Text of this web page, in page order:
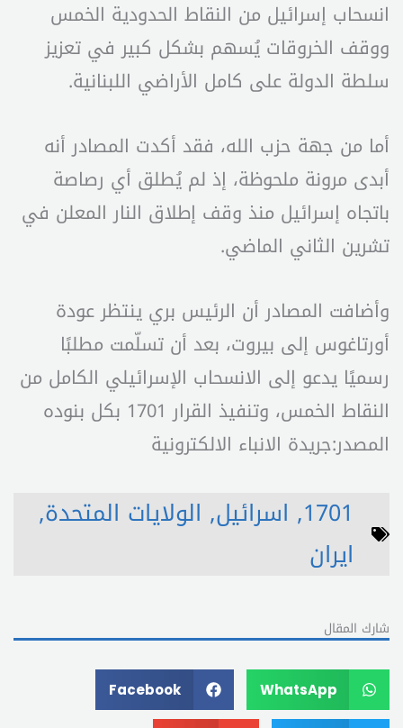
انسحاب إسرائيل من النقاط الحدودية الخمس
ووقف الخروقات يُسهم بشكل كبير في تعزيز
سلطة الدولة على كامل الأراضي اللبنانية.
أما من جهة حزب الله، فقد أكدت المصادر أنه
أبدى مرونة ملحوظة، إذ لم يُطلق أي رصاصة
باتجاه إسرائيل منذ وقف إطلاق النار المعلن في
تشرين الثاني الماضي.
وأضافت المصادر أن الرئيس بري ينتظر عودة
أورتاغوس إلى بيروت، بعد أن تسلّمت مطلبًا
رسميًا يدعو إلى الانسحاب الإسرائيلي الكامل من
النقاط الخمس، وتنفيذ القرار 1701 بكل بنوده
المصدر:جريدة الانباء الالكترونية
1701
, اسرائيل, الولايات المتحدة,
ايران
شارك المقال
WhatsApp
Facebook